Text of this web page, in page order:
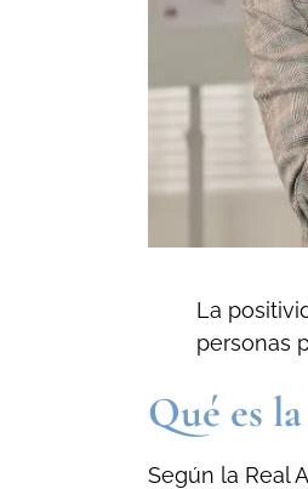
La
personas
Qué es
Según la Real